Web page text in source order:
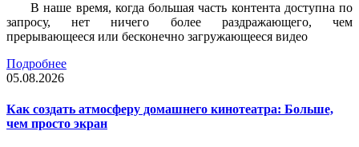
В наше время, когда большая часть контента доступна по
запросу, нет ничего более раздражающего, чем
прерывающееся или бесконечно загружающееся видео
Подробнее
05.08.2026
Как создать атмосферу домашнего кинотеатра: Больше,
чем просто экран